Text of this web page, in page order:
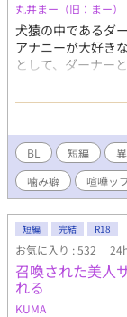
丸井まー（旧：まー）
犬猿の中であるダ
アナニーが大好き
として、ダーナー
いと出してもらえ
バい攻めを受け(自
眼鏡✕アナニー大
主催の「噛み癖ア
録になります。 ※
す。
BL 短編
噛み癖
喧嘩ッ
短編 完結 R18
お気に入り : 532
召喚された美人
れる
KUMA